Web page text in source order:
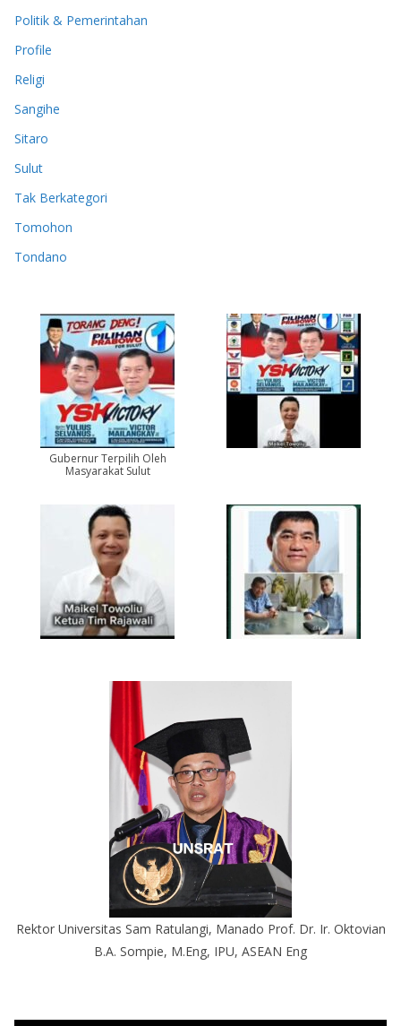
Politik & Pemerintahan
Profile
Religi
Sangihe
Sitaro
Sulut
Tak Berkategori
Tomohon
Tondano
Gubernur Terpilih Oleh
Masyarakat Sulut
Rektor Universitas Sam Ratulangi, Manado Prof. Dr. Ir. Oktovian
B.A. Sompie, M.Eng, IPU, ASEAN Eng